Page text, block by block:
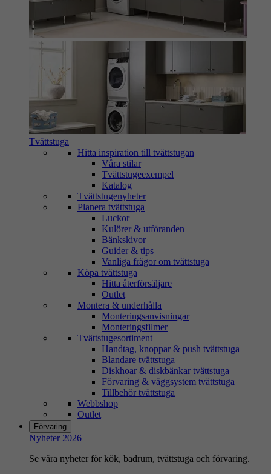
Tvättstuga
Hitta inspiration till tvättstugan
Våra stilar
Tvättstugeexempel
Katalog
Tvättstugenyheter
Planera tvättstuga
Luckor
Kulörer & utföranden
Bänkskivor
Guider & tips
Vanliga frågor om tvättstuga
Köpa tvättstuga
Hitta återförsäljare
Outlet
Montera & underhålla
Monteringsanvisningar
Monteringsfilmer
Tvättstugesortiment
Handtag, knoppar & push tvättstuga
Blandare tvättstuga
Diskhoar & diskbänkar tvättstuga
Förvaring & väggsystem tvättstuga
Tillbehör tvättstuga
Webbshop
Outlet
Förvaring
Nyheter 2026
Se våra nyheter för kök, badrum, tvättstuga och förvaring.